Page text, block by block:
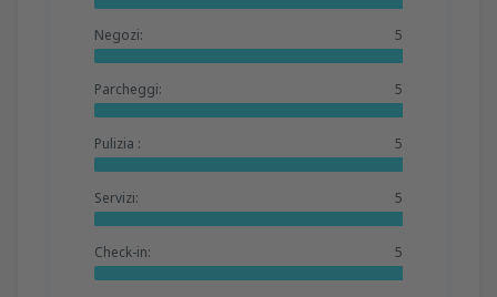
Negozi: 5
Parcheggi: 5
Pulizia : 5
Servizi: 5
Check-in: 5